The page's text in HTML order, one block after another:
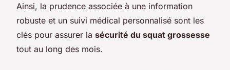
Ainsi, la prudence associée à une information
robuste et un suivi médical personnalisé sont les
clés pour assurer la sécurité du squat grossesse
tout au long des mois.